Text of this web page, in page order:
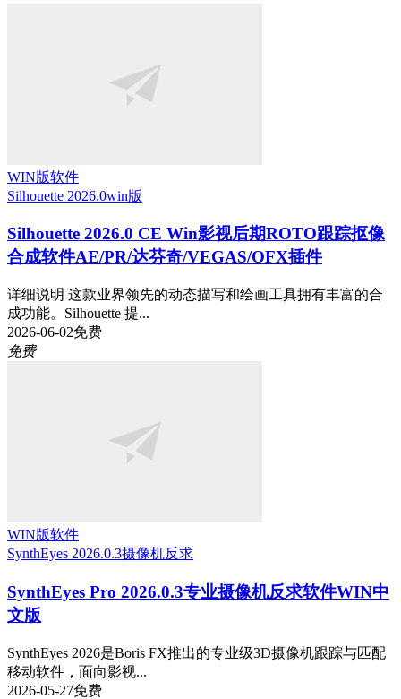
WIN版软件
Silhouette 2026.0win版
Silhouette 2026.0 CE Win影视后期ROTO跟踪抠像
合成软件AE/PR/达芬奇/VEGAS/OFX插件
详细说明 这款业界领先的动态描写和绘画工具拥有丰富的合
成功能。Silhouette 提...
2026-06-02免费
免费
WIN版软件
SynthEyes 2026.0.3摄像机反求
SynthEyes Pro 2026.0.3专业摄像机反求软件WIN中
文版
SynthEyes 2026是Boris FX推出的专业级3D摄像机跟踪与匹配
移动软件，面向影视...
2026-05-27免费